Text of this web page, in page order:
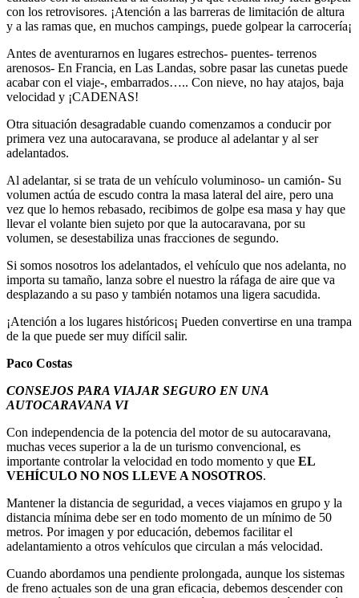
con los retrovisores. ¡Atención a las barreras de limitación de altura
y a las ramas que, en muchos campings, puede golpear la carrocería¡
Antes de aventurarnos en lugares estrechos- puentes- terrenos
arenosos- En Francia, en Las Landas, sobre pasar las cunetas puede
acabar con el viaje-, embarrados….. Con nieve, no hay atajos, baja
velocidad y ¡CADENAS!
Otra situación desagradable cuando comenzamos a conducir por
primera vez una autocaravana, se produce al adelantar y al ser
adelantados.
Al adelantar, si se trata de un vehículo voluminoso- un camión- Su
volumen actúa de escudo contra la masa lateral del aire, pero una
vez que lo hemos rebasado, recibimos de golpe esa masa y hay que
llevar el volante bien sujeto por que la autocaravana, por su
volumen, se desestabiliza unas fracciones de segundo.
Si somos nosotros los adelantados, el vehículo que nos adelanta, no
importa su tamaño, lanza sobre el nuestro la ráfaga de aire que va
desplazando a su paso y también notamos una ligera sacudida.
¡Atención a los lugares históricos¡ Pueden convertirse en una trampa
de la que puede ser muy difícil salir.
Paco Costas
CONSEJOS PARA VIAJAR SEGURO EN UNA
AUTOCARAVANA VI
Con independencia de la potencia del motor de su autocaravana,
muchas veces superior a la de un turismo convencional, es
importante controlar la velocidad en todo momento y que EL
VEHÍCULO NO NOS LLEVE A NOSOTROS.
Mantener la distancia de seguridad, a veces viajamos en grupo y la
distancia mínima debe ser en todo momento de un mínimo de 50
metros. Por imagen y por educación, debemos facilitar el
adelantamiento a otros vehículos que circulan a más velocidad.
Cuando abordamos una pendiente prolongada, aunque los sistemas
de freno actuales son de una gran eficacia, debemos descender con